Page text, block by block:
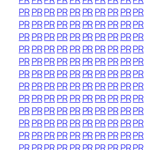
PRPRPRPRPR PRPRPRPRPR
PRPRPRPRPR PRPRPRPRPR
PRPRPRPRPR PRPRPRPRPR
PRPRPRPRPR PRPRPRPRPR
PRPRPRPRPR PRPRPRPRPR
PRPRPRPRPR PRPRPRPRPR
PRPRPRPRPR PRPRPRPRPR
PRPRPRPRPR PRPRPRPRPR
PRPRPRPRPR PRPRPRPRPR
PRPRPRPRPR PRPRPRPRPR
PRPRPRPRPR PRPRPRPRPR